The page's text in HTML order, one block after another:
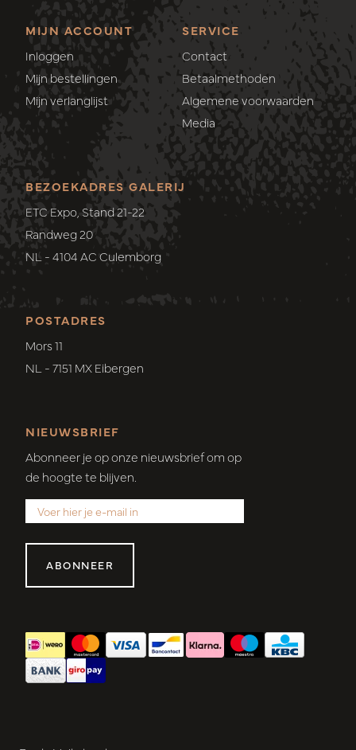
MIJN ACCOUNT
Inloggen
Mijn bestellingen
Mijn verlanglijst
SERVICE
Contact
Betaalmethoden
Algemene voorwaarden
Media
POSTADRES
Mors 11
NL - 7151 MX Eibergen
BEZOEKADRES GALERIJ
ETC Expo, Stand 21-22
Randweg 20
NL - 4104 AC Culemborg
NIEUWSBRIEF
Abonneer je op onze nieuwsbrief om op
de hoogte te blijven.
ABONNEER